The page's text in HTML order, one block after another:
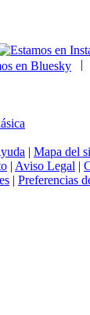
|
| Mapa del
| Aviso Legal |
| Preferencias